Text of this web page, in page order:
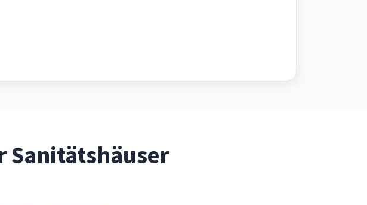
Sanitätshäuser